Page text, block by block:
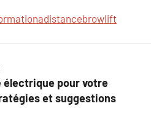
électrique pour votre
et suggestions